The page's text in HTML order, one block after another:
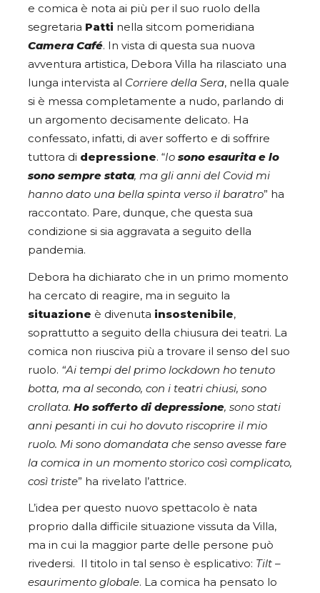
e comica è nota ai più per il suo ruolo della
segretaria Patti nella sitcom pomeridiana
Camera Café. In vista di questa sua nuova
avventura artistica, Debora Villa ha rilasciato una
lunga intervista al Corriere della Sera, nella quale
si è messa completamente a nudo, parlando di
un argomento decisamente delicato. Ha
confessato, infatti, di aver sofferto e di soffrire
tuttora di depressione. “Io sono esaurita e lo
sono sempre stata, ma gli anni del Covid mi
hanno dato una bella spinta verso il baratro” ha
raccontato. Pare, dunque, che questa sua
condizione si sia aggravata a seguito della
pandemia.
Debora ha dichiarato che in un primo momento
ha cercato di reagire, ma in seguito la
situazione è divenuta insostenibile,
soprattutto a seguito della chiusura dei teatri. La
comica non riusciva più a trovare il senso del suo
ruolo. “Ai tempi del primo lockdown ho tenuto
botta, ma al secondo, con i teatri chiusi, sono
crollata. Ho sofferto di depressione, sono stati
anni pesanti in cui ho dovuto riscoprire il mio
ruolo. Mi sono domandata che senso avesse fare
la comica in un momento storico così complicato,
così triste” ha rivelato l’attrice.
L’idea per questo nuovo spettacolo è nata
proprio dalla difficile situazione vissuta da Villa,
ma in cui la maggior parte delle persone può
rivedersi. Il titolo in tal senso è esplicativo: Tilt –
esaurimento globale. La comica ha pensato lo